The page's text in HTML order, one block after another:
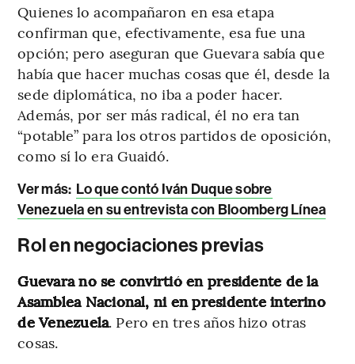
Quienes lo acompañaron en esa etapa
confirman que, efectivamente, esa fue una
opción; pero aseguran que Guevara sabía que
había que hacer muchas cosas que él, desde la
sede diplomática, no iba a poder hacer.
Además, por ser más radical, él no era tan
“potable” para los otros partidos de oposición,
como sí lo era Guaidó.
Ver más: Lo que contó Iván Duque sobre
Venezuela en su entrevista con Bloomberg Línea
Rol en negociaciones previas
Guevara no se convirtió en presidente de la
Asamblea Nacional, ni en presidente interino
de Venezuela. Pero en tres años hizo otras
cosas.